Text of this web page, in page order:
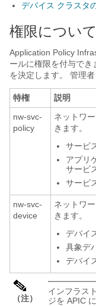
デバイス クラスタ
権限について
Application Policy
ールに権限を付与でき
を決定します。 管理
特権
説明
nw-svc-
policy
ネットワ
きます。
サービ
アプリ
サービ
サービ
nw-svc-
device
ネットワ
きます。
デバイ
具象デ
デバイ
（注）
インフラス
ジを APIC